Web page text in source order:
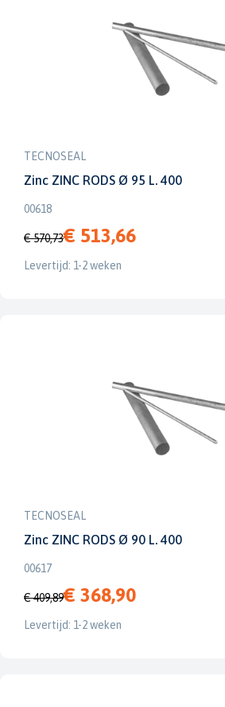
TECNOSEAL
Zinc ZINC RODS Ø 95 L. 400
00618
€ 570,73€ 513,66
Levertijd: 1-2 weken
TECNOSEAL
Zinc ZINC RODS Ø 90 L. 400
00617
€ 409,89€ 368,90
Levertijd: 1-2 weken